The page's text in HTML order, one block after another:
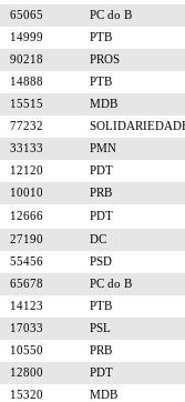
65065
PC do B
14999
PTB
90218
PROS
14888
PTB
15515
MDB
77232
33133
PMN
12120
PDT
10010
PRB
12666
PDT
27190
DC
55456
PSD
65678
PC do B
14123
PTB
17033
PSL
10550
PRB
12800
PDT
15320
MDB